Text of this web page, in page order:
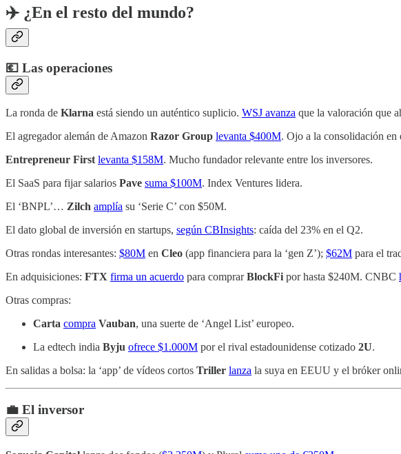
✈️ ¿En el resto del mundo?
💶 Las operaciones
La ronda de Klarna está siendo un auténtico suplicio. WSJ avanza que la valoración que
El agregador alemán de Amazon Razor Group levanta $400M. Ojo a la consolidación en
Entrepreneur First levanta $158M. Mucho fundador relevante entre los inversores.
El SaaS para fijar salarios Pave suma $100M. Index Ventures lidera.
El ‘BNPL’… Zilch amplía su ‘Serie C’ con $50M.
El dato global de inversión en startups, según CBInsights: caída del 23% en el Q2.
Otras rondas interesantes: $80M en Cleo (app financiera para la ‘gen Z’); $62M para el
En adquisiciones: FTX firma un acuerdo para comprarBlockFi por hasta $240M. CNBC
Otras compras:
Carta compra Vauban, una suerte de ‘Angel List’ europeo.
La edtech india Byju ofrece $1.000M por el rival estadounidense cotizado 2U.
En salidas a bolsa: la ‘app’ de vídeos cortos Triller lanza la suya en EEUU y el bróker
💼 El inversor